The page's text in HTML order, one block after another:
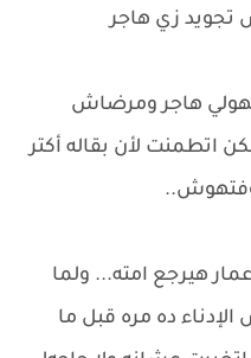
تجويد زي هاجر
هاجر ومرضاش
اتطمنت لأن بقاله أكتر
هيرجع امته... ولما
ده مره قبل ما